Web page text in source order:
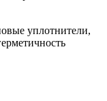
уплотнители,